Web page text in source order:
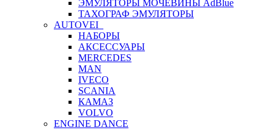
ЭМУЛЯТОРЫ МОЧЕВИНЫ АdBlue
ТАХОГРАФ ЭМУЛЯТОРЫ
AUTOVEI
НАБОРЫ
АКСЕССУАРЫ
MERCEDES
MAN
IVECO
SCANIA
КАМАЗ
VOLVO
ENGINE DANCE